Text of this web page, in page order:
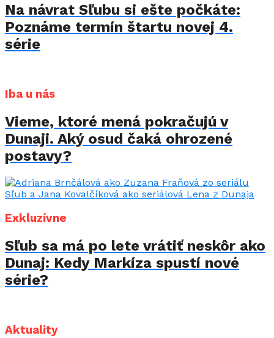
Na návrat Sľubu si ešte počkáte:
Poznáme termín štartu novej 4.
série
Iba u nás
Vieme, ktoré mená pokračujú v
Dunaji. Aký osud čaká ohrozené
postavy?
Exkluzívne
Sľub sa má po lete vrátiť neskôr ako
Dunaj: Kedy Markíza spustí nové
série?
Aktuality